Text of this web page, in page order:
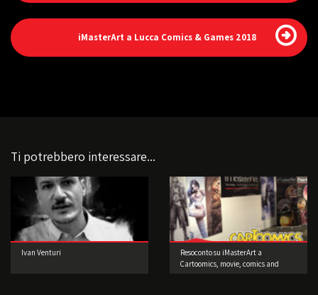
iMasterArt a Lucca Comics & Games 2018
Ti potrebbero interessare...
Ivan Venturi
Resoconto su iMasterArt a
Cartoomics, movie, comics and